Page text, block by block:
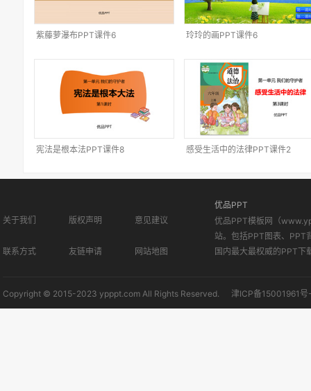
紫藤萝瀑布PPT课件6 玲玲的画PPT课件6
宪法是根本法PPT课件8 感受生活中的法律PPT课件2
关于我们 版权声明 意见建议
联系方式 友链申请 网站地图
优品PPT
优品PPT模板网（
站。包括PPT图表、PPT
国内最大最权威的PPT下
Copyright © 2015-2023 ypppt.com All Rights Reserved. 津ICP备15001961号